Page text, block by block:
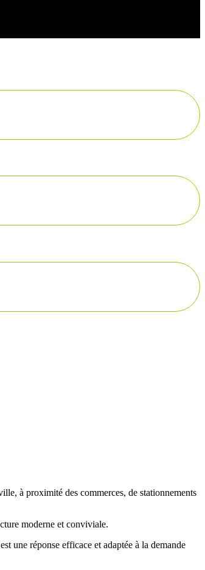
à proximité des commerces, de stationnements
moderne et conviviale.
une réponse efficace et adaptée à la demande